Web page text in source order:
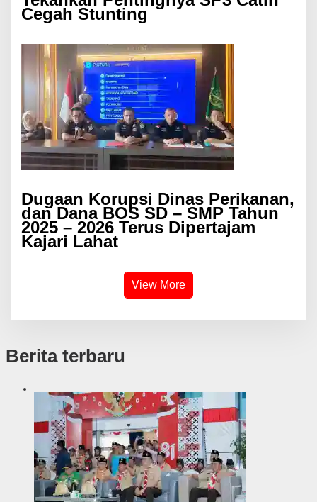
Cegah Stunting
Dugaan Korupsi Dinas Perikanan,
dan Dana BOS SD – SMP Tahun
2025 – 2026 Terus Dipertajam
Kajari Lahat
View More
Berita terbaru